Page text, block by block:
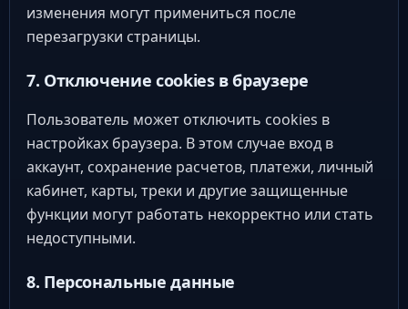
изменения могут примениться после
перезагрузки страницы.
7. Отключение cookies в браузере
Пользователь может отключить cookies в
настройках браузера. В этом случае вход в
аккаунт, сохранение расчетов, платежи, личный
кабинет, карты, треки и другие защищенные
функции могут работать некорректно или стать
недоступными.
8. Персональные данные